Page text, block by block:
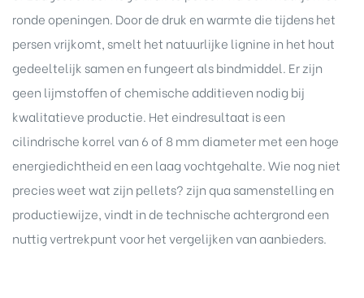
ronde openingen. Door de druk en warmte die tijdens het
persen vrijkomt, smelt het natuurlijke lignine in het hout
gedeeltelijk samen en fungeert als bindmiddel. Er zijn
geen lijmstoffen of chemische additieven nodig bij
kwalitatieve productie. Het eindresultaat is een
cilindrische korrel van 6 of 8 mm diameter met een hoge
energiedichtheid en een laag vochtgehalte. Wie nog niet
precies weet wat zijn pellets? zijn qua samenstelling en
productiewijze, vindt in de technische achtergrond een
nuttig vertrekpunt voor het vergelijken van aanbieders.